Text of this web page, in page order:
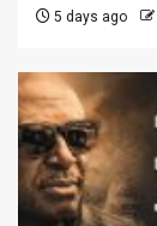
5 days ago